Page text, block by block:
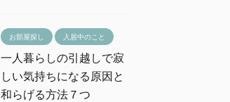
お部屋探し 入居中のこと
一人暮らしの引越しで寂
しい気持ちになる原因と
和らげる方法７つ